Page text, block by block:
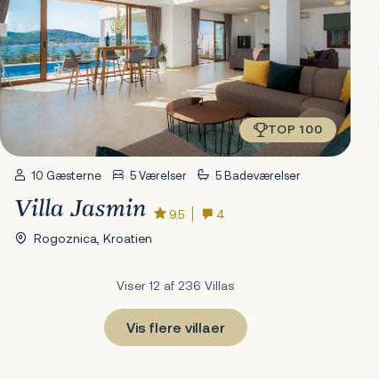
TOP 100
10 Gæsterne 5 Værelser 5 Badeværelser
Villa Jasmin 9.5
4
Rogoznica, Kroatien
Viser 12 af 236 Villas
Vis flere villaer